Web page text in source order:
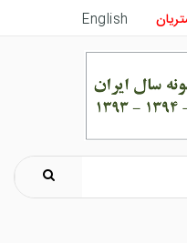
English